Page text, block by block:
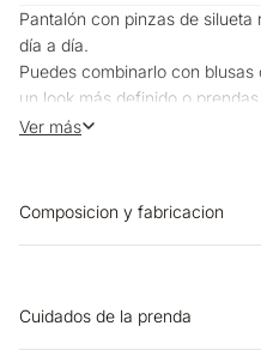
Pantalón con pinzas de
día a día.
Puedes combinarlo con
un look más definido o
Funciona para la oficina y
Ver más
Composicion y fabricacion
Cuidados de la prenda